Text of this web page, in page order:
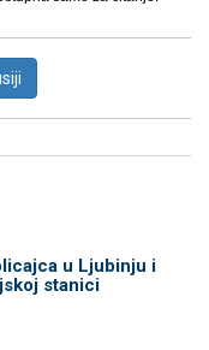
u Ljubinju i
stanici